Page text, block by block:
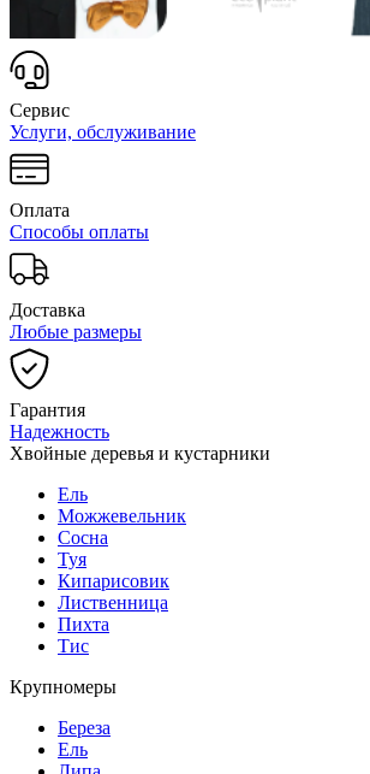
Сервис
Услуги, обслуживание
Оплата
Способы оплаты
Доставка
Любые размеры
Гарантия
Надежность
Хвойные деревья и кустарники
Ель
Можжевельник
Сосна
Туя
Кипарисовик
Лиственница
Пихта
Тис
Крупномеры
Береза
Ель